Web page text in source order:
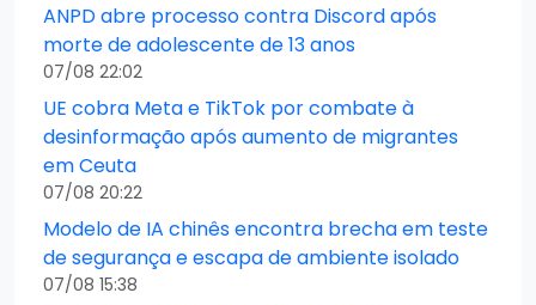
ANPD abre processo contra Discord após
morte de adolescente de 13 anos
07/08 22:02
UE cobra Meta e TikTok por combate à
desinformação após aumento de migrantes
em Ceuta
07/08 20:22
Modelo de IA chinês encontra brecha em teste
de segurança e escapa de ambiente isolado
07/08 15:38